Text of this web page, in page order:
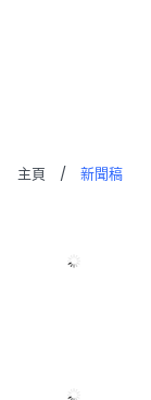
主頁 / 新聞稿